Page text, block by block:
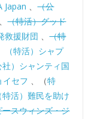
Japan 、（公
（特活）グッド
救援財団 、（特
（特活）シャプ
社）シャンティ国
イセフ 、（特
（特活）難民を助け
スウィンズ・ジ